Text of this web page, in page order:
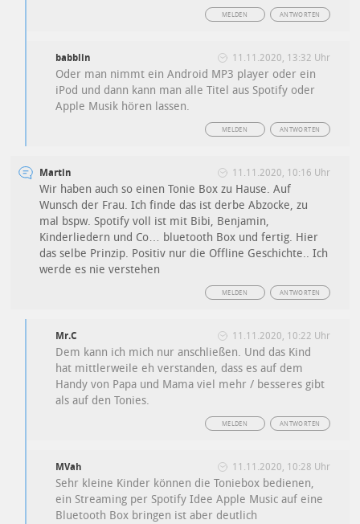
ANTWORTEN
MELDEN
babblin 11.11.2020, 13:32 Uhr
Oder man nimmt ein Android MP3 player oder ein
iPod und dann kann man alle Titel aus Spotify oder
Apple Musik hören lassen.
ANTWORTEN
MELDEN
Martin 11.11.2020, 10:16 Uhr
Wir haben auch so einen Tonie Box zu Hause. Auf
Wunsch der Frau. Ich finde das ist derbe Abzocke, zu
mal bspw. Spotify voll ist mit Bibi, Benjamin,
Kinderliedern und Co… bluetooth Box und fertig. Hier
das selbe Prinzip. Positiv nur die Offline Geschichte.. Ich
werde es nie verstehen
ANTWORTEN
MELDEN
Mr.C 11.11.2020, 10:22 Uhr
Dem kann ich mich nur anschließen. Und das Kind
hat mittlerweile eh verstanden, dass es auf dem
Handy von Papa und Mama viel mehr / besseres gibt
als auf den Tonies.
ANTWORTEN
MELDEN
MVah 11.11.2020, 10:28 Uhr
Sehr kleine Kinder können die Toniebox bedienen,
ein Streaming per Spotify Idee Apple Music auf eine
Bluetooth Box bringen ist aber deutlich